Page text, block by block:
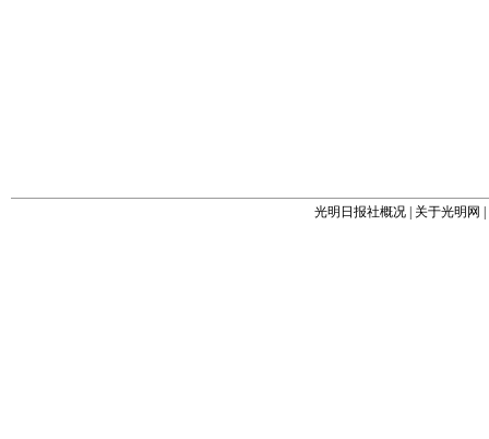
光明日报社概况 关于光明网